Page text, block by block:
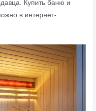
Купить баню и
в интернет-